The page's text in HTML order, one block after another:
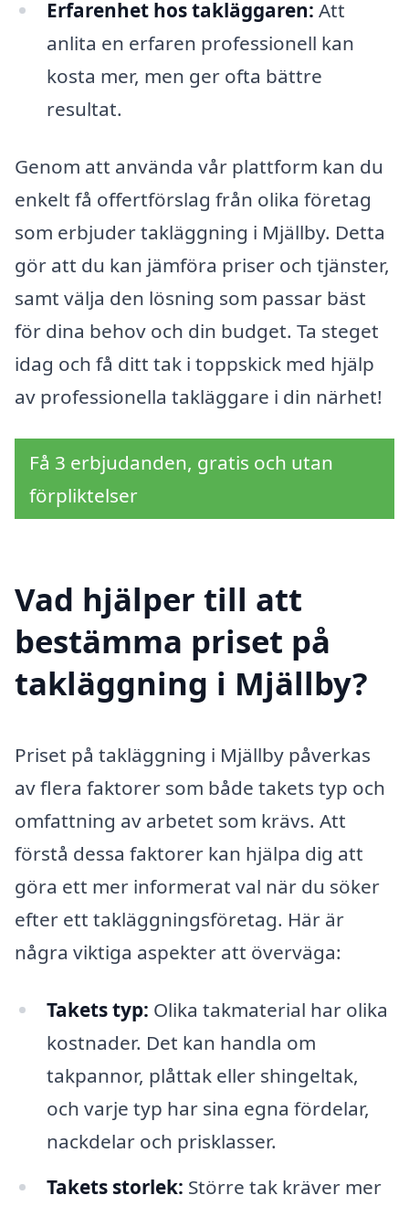
Erfarenhet hos takläggaren: Att
anlita en erfaren professionell kan
kosta mer, men ger ofta bättre
resultat.
Genom att använda vår plattform kan du
enkelt få offertförslag från olika företag
som erbjuder takläggning i Mjällby. Detta
gör att du kan jämföra priser och tjänster,
samt välja den lösning som passar bäst
för dina behov och din budget. Ta steget
idag och få ditt tak i toppskick med hjälp
av professionella takläggare i din närhet!
Få 3 erbjudanden, gratis och utan
förpliktelser
Vad hjälper till att
bestämma priset på
takläggning i Mjällby?
Priset på takläggning i Mjällby påverkas
av flera faktorer som både takets typ och
omfattning av arbetet som krävs. Att
förstå dessa faktorer kan hjälpa dig att
göra ett mer informerat val när du söker
efter ett takläggningsföretag. Här är
några viktiga aspekter att överväga:
Takets typ: Olika takmaterial har olika
kostnader. Det kan handla om
takpannor, plåttak eller shingeltak,
och varje typ har sina egna fördelar,
nackdelar och prisklasser.
Takets storlek: Större tak kräver mer